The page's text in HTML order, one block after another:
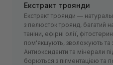
Екстракт троянди
Екстракт троянди —
з пелюсток троянд, багатий
таніни, ефірні олії,
пом'якшують, зволожують та
Антиоксиданти та мінерали
борються з пігментацією та